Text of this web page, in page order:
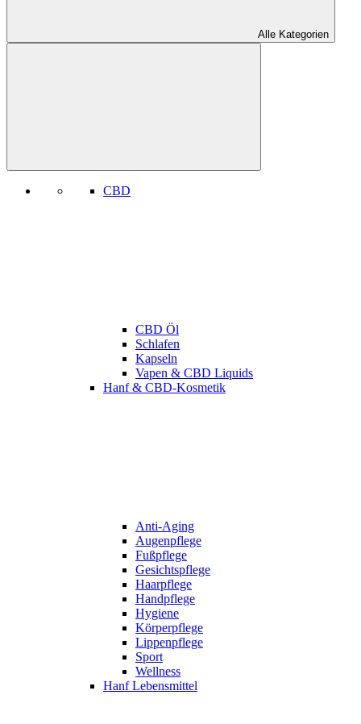
Alle Kategorien
CBD
CBD Öl
Schlafen
Kapseln
Vapen & CBD Liquids
Hanf & CBD-Kosmetik
Anti-Aging
Augenpflege
Fußpflege
Gesichtspflege
Haarpflege
Handpflege
Hygiene
Körperpflege
Lippenpflege
Sport
Wellness
Hanf Lebensmittel